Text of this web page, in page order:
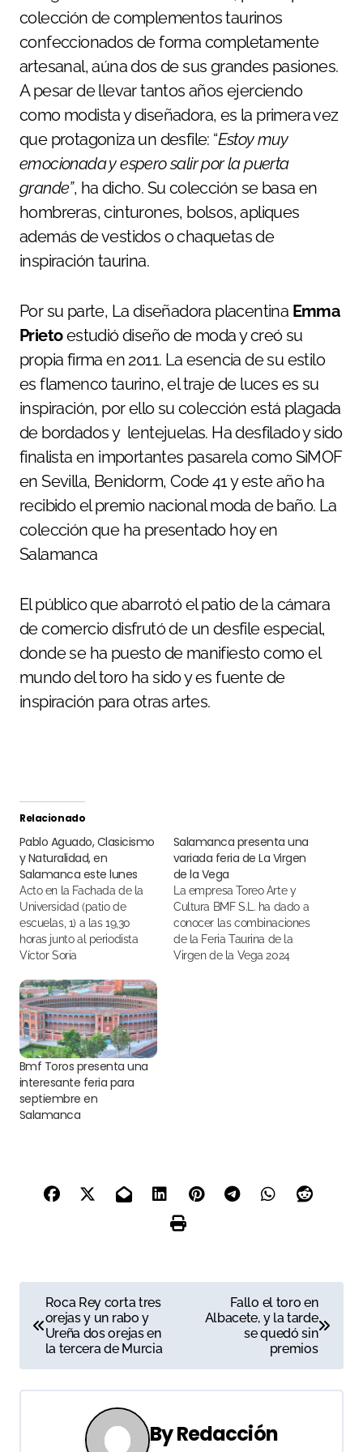
colección de complementos taurinos
confeccionados de forma completamente
artesanal, aúna dos de sus grandes pasiones.
A pesar de llevar tantos años ejerciendo
como modista y diseñadora, es la primera vez
que protagoniza un desfile: “Estoy muy
emocionada y espero salir por la puerta
grande”, ha dicho. Su colección se basa en
hombreras, cinturones, bolsos, apliques
además de vestidos o chaquetas de
inspiración taurina.
Por su parte, La diseñadora placentina Emma
Prietoestudió diseño de moda y creó su
propia firma en 2011. La esencia de su estilo
es flamenco taurino, el traje de luces es su
inspiración, por ello su colección está plagada
de bordados y lentejuelas. Ha desfilado y sido
finalista en importantes pasarela como SiMOF
en Sevilla, Benidorm, Code 41 y este año ha
recibido el premio nacional moda de baño. La
colección que ha presentado hoy en
Salamanca
El público que abarrotó el patio de la cámara
de comercio disfrutó de un desfile especial,
donde se ha puesto de manifiesto como el
mundo del toro ha sido y es fuente de
inspiración para otras artes.
Relacionado
Pablo Aguado, Clasicismo
y Naturalidad, en
Salamanca este lunes
Acto en la Fachada de la
Universidad (patio de
escuelas, 1) a las 19,30
horas junto al periodista
Víctor Soria
Salamanca presenta una
variada feria de La Virgen
de la Vega
Cultura BMF S.L. ha dado a
conocer las combinaciones
de la Feria Taurina de la
Virgen de la Vega 2024
Bmf Toros presenta una
interesante feria para
septiembre en
Salamanca
a
v
e
Roca Rey corta tres
orejas y un rabo y
Ureña dos orejas en
la tercera de Murcia
Fallo el toro en
Albacete, y la tarde
se quedó sin
premios
ByRedacción